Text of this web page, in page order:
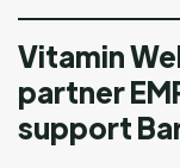
Vitamin
partner
support